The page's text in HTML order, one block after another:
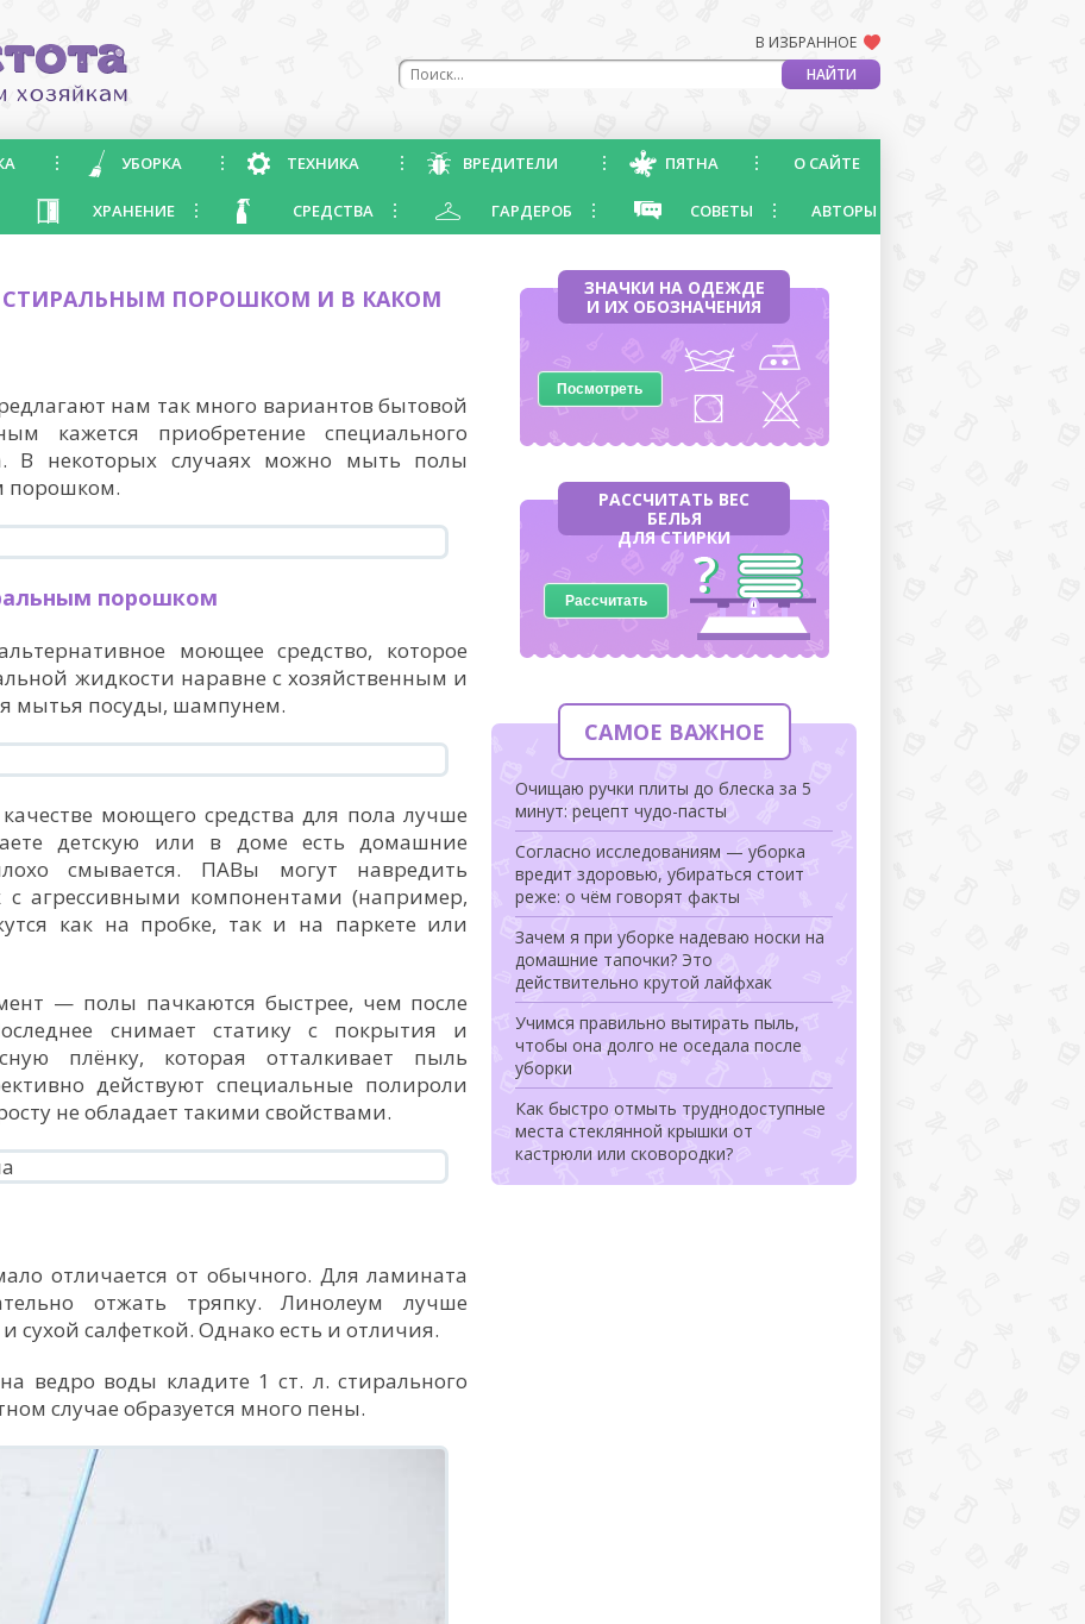
В ИЗБРАННОЕ
УБОРКА ТЕХНИКА ВРЕДИТЕЛИ ПЯТНА О САЙТЕ
ХРАНЕНИЕ СРЕДСТВА ГАРДЕРОБ СОВЕТЫ АВТОРЫ
ПОРОШКОМ И В КАКОМ
нам так много вариантов бытовой
кажется приобретение специального
В некоторых случаях можно мыть полы
порошком.
порошком
моющее средство, которое
жидкости наравне с хозяйственным и
мытья посуды, шампунем.
моющего средства для пола лучше
детскую или в доме есть домашние
смывается. ПАВы могут навредить
агрессивными компонентами (например,
как на пробке, так и на паркете или
— полы пачкаются быстрее, чем после
снимает статику с покрытия и
плёнку, которая отталкивает пыль
действуют специальные полироли
не обладает такими свойствами.
отличается от обычного. Для ламината
отжать тряпку. Линолеум лучше
салфеткой. Однако есть и отличия.
ведро воды кладите 1 ст. л. стирального
случае образуется много пены.
ЗНАЧКИ НА ОДЕЖДЕ
И ИХ ОБОЗНАЧЕНИЯ
Посмотреть
РАССЧИТАТЬ ВЕС
БЕЛЬЯ
ДЛЯ СТИРКИ
Рассчитать
САМОЕ ВАЖНОЕ
Очищаю ручки плиты до блеска за 5
минут: рецепт чудо-пасты
Согласно исследованиям — уборка
вредит здоровью, убираться стоит
реже: о чём говорят факты
Зачем я при уборке надеваю носки на
домашние тапочки? Это
действительно крутой лайфхак
Учимся правильно вытирать пыль,
чтобы она долго не оседала после
уборки
Как быстро отмыть труднодоступные
места стеклянной крышки от
кастрюли или сковородки?